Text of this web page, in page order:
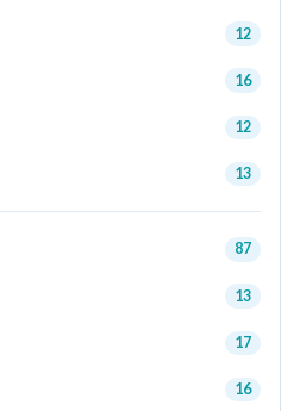
12
16
12
13
87
13
17
16